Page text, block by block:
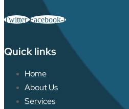
Twitter Facebook-f
Quick links
Home
About Us
Services